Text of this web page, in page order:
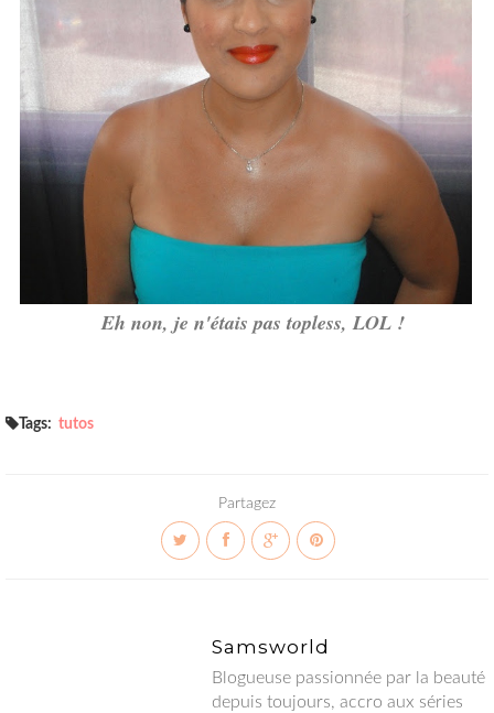
Eh non, je n'étais pas topless, LOL !
Tags: tutos
Partagez
Blogueuse passionnée par la beauté depuis toujours, accro aux
séries télé, à la bonne bouffe et globtrotteuse en herbe.